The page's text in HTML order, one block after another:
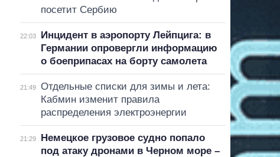
посетит Сербию
22:03
Инцидент в аэропорту Лейпцига: в
Германии опровергли информацию
о боеприпасах на борту самолета
21:49
Отдельные списки для зимы и лета:
Кабмин изменит правила
распределения электроэнергии
21:29
Немецкое грузовое судно попало
под атаку дронами в Черном море –